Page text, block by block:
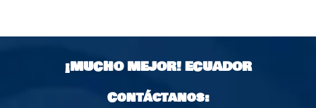
5
t
¡MUCHO MEJOR!ECUADOR
Contáctanos: